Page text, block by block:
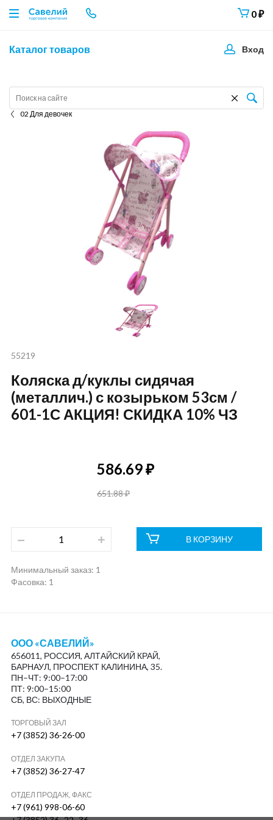
0₽
Каталог товаров Вход
02 Для девочек
55219
Коляска д/куклы сидячая
(металлич.) с козырьком 53см /
601-1С АКЦИЯ! СКИДКА 10% ЧЗ
586.69 ₽
651.88 ₽
В КОРЗИНУ
Минимальный заказ: 1
Фасовка: 1
ООО «САВЕЛИЙ»
656011, РОССИЯ, АЛТАЙСКИЙ КРАЙ,
БАРНАУЛ, ПРОСПЕКТ КАЛИНИНА, 35.
ПН–ЧТ: 9:00–17:00
ПТ: 9:00–15:00
СБ, ВС: ВЫХОДНЫЕ
ТОРГОВЫЙ ЗАЛ
+7 (3852) 36-26-00
ОТДЕЛ ЗАКУПА
+7 (3852) 36-27-47
ОТДЕЛ ПРОДАЖ, ФАКС
+7 (961) 998-06-60